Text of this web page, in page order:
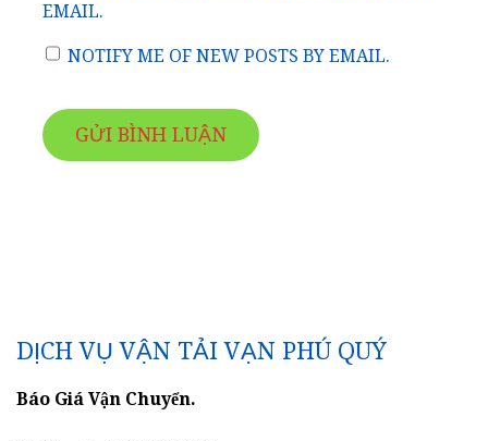
EMAIL.
NOTIFY ME OF NEW POSTS BY EMAIL.
DỊCH VỤ VẬN TẢI VẠN PHÚ QUÝ
Báo Giá Vận Chuyển.